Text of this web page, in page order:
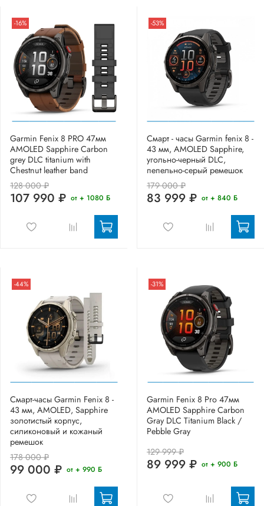
-16%
Garmin Fenix 8 PRO 47мм
AMOLED Sapphire Carbon
grey DLC titanium with
Chestnut leather band
128 000 ₽
107 990 ₽ от + 1080 Б
-53%
Смарт - часы Garmin fenix 8 -
43 мм, AMOLED Sapphire,
угольно-черный DLC,
пепельно-серый ремешок
179 000 ₽
83 999 ₽ от + 840 Б
-44%
Смарт-часы Garmin Fenix 8 -
43 мм, AMOLED, Sapphire
золотистый корпус,
силиконовый и кожаный
ремешок
178 000 ₽
99 000 ₽ от + 990 Б
-31%
Garmin Fenix 8 Pro 47мм
AMOLED Sapphire Carbon
Gray DLC Titanium Black /
Pebble Gray
129 999 ₽
89 999 ₽ от + 900 Б